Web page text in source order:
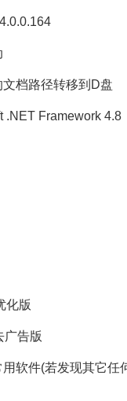
档路径转移到D盘
Framework 4.8
版
告版
件(若发现其它任